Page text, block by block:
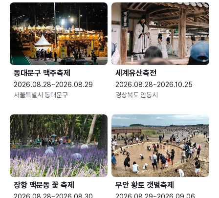
동대문구 맥주축제
2026.08.28~2026.08.29
서울특별시 동대문구
세계유산축전
2026.08.28~2026.10.25
경상북도 안동시
장항 맥문동 꽃 축제 무안 황토 갯벌축제